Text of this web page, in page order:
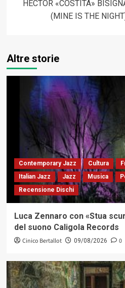
HECTOR «COSTITA»
(MINE IS THE
Altre storie
Contemporary Jazz Cultura
Italian Jazz
Jazz Musica
Recensione Dischi
Luca Zennaro con «Stua
del suono Caligola Records
Cinico Bertallot 09/08/2026 0